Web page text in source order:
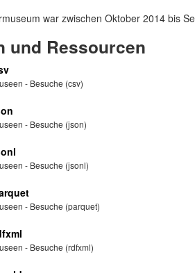
war zwischen Oktober 2014 bis
und Ressourcen
- Besuche (csv)
- Besuche (json)
- Besuche (jsonl)
- Besuche (parquet)
- Besuche (rdfxml)